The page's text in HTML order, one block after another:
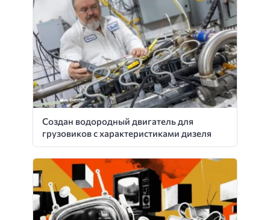
Создан водородный двигатель для
грузовиков с характеристиками дизеля